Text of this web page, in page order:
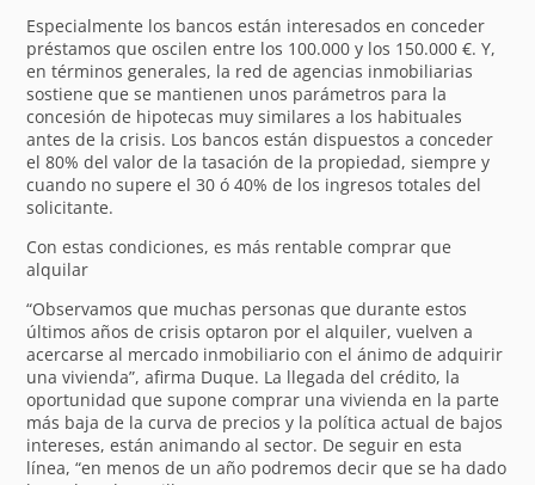
Especialmente los bancos están interesados en conceder
préstamos que oscilen entre los 100.000 y los 150.000 €. Y,
en términos generales, la red de agencias inmobiliarias
sostiene que se mantienen unos parámetros para la
concesión de hipotecas muy similares a los habituales
antes de la crisis. Los bancos están dispuestos a conceder
el 80% del valor de la tasación de la propiedad, siempre y
cuando no supere el 30 ó 40% de los ingresos totales del
solicitante.
Con estas condiciones, es más rentable comprar que
alquilar
“Observamos que muchas personas que durante estos
últimos años de crisis optaron por el alquiler, vuelven a
acercarse al mercado inmobiliario con el ánimo de adquirir
una vivienda”, afirma Duque. La llegada del crédito, la
oportunidad que supone comprar una vivienda en la parte
más baja de la curva de precios y la política actual de bajos
intereses, están animando al sector. De seguir en esta
línea, “en menos de un año podremos decir que se ha dado